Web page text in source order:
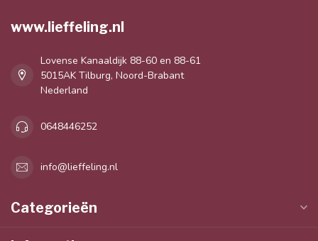
www.lieffeling.nl
Lovense Kanaaldijk 88-60 en 88-61
5015AK Tilburg, Noord-Brabant
Nederland
0648446252
info@lieffeling.nl
Categorieën